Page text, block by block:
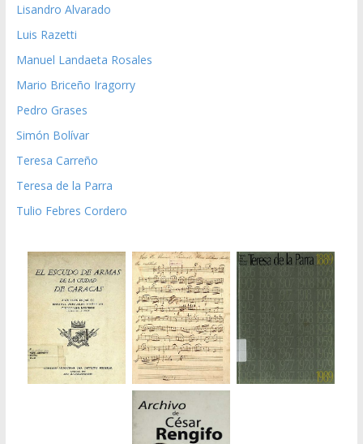
Lisandro Alvarado
Luis Razetti
Manuel Landaeta Rosales
Mario Briceño Iragorry
Pedro Grases
Simón Bolívar
Teresa Carreño
Teresa de la Parra
Tulio Febres Cordero